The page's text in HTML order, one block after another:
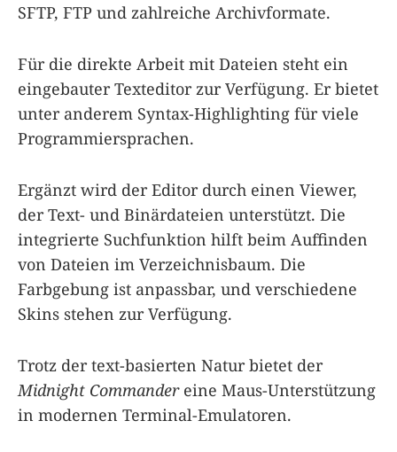
SFTP, FTP und zahlreiche Archivformate.
Für die direkte Arbeit mit Dateien steht ein
eingebauter Texteditor zur Verfügung. Er bietet
unter anderem Syntax-Highlighting für viele
Programmiersprachen.
Ergänzt wird der Editor durch einen Viewer,
der Text- und Binärdateien unterstützt. Die
integrierte Suchfunktion hilft beim Auffinden
von Dateien im Verzeichnisbaum. Die
Farbgebung ist anpassbar, und verschiedene
Skins stehen zur Verfügung.
Trotz der text-basierten Natur bietet der
Midnight Commandereine Maus-Unterstützung
in modernen Terminal-Emulatoren.